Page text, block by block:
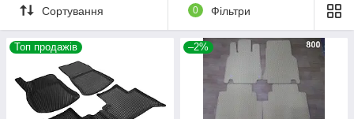
Сортування
0 Фільтри
Топ продажів –2%